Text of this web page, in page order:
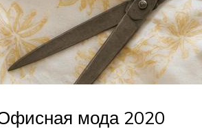
мода 2020